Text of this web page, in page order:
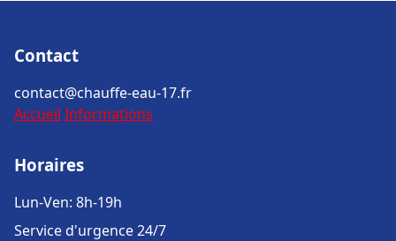
Contact
contact@chauffe-eau-17.fr
Accueil Informations
Horaires
Lun-Ven: 8h-19h
Service d'urgence 24/7